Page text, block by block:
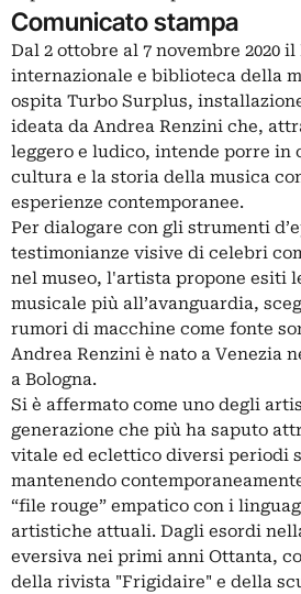
Comunicato stampa
Dal 2 ottobre al 7 novembre 2020 il
internazionale e biblioteca della
ospita Turbo Surplus,
ideata da Andrea Renzini che,
leggero e ludico, intende porre in
cultura e la storia della musica
esperienze contemporanee.
Per dialogare con gli strumenti
testimonianze visive di celebri
nel museo, l'artista propone esiti
musicale più all’avanguardia,
rumori di macchine come fonte
Andrea Renzini è nato a Venezia
a Bologna.
Si è affermato come uno degli
generazione che più ha saputo
vitale ed eclettico diversi periodi
mantenendo
“file rouge” empatico con i
artistiche attuali. Dagli esordi
eversiva nei primi anni Ottanta,
della rivista "Frigidaire" e della